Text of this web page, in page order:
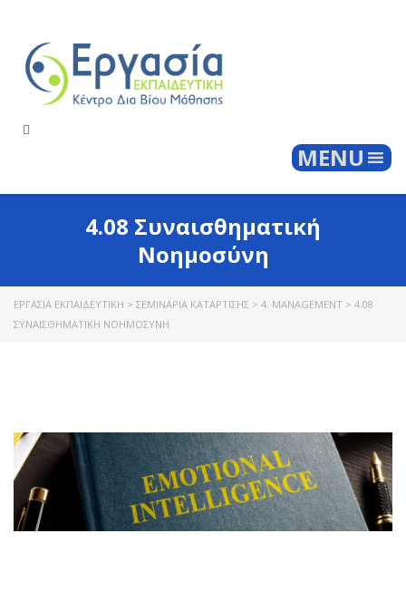
MENU
4.08 Συναισθηματική
Νοημοσύνη
ΕΡΓΑΣΊΑ ΕΚΠΑΙΔΕΥΤΙΚΉ > ΣΕΜΙΝΆΡΙΑ ΚΑΤΆΡΤΙΣΗΣ > 4. MANAGEMENT > 4.08
ΣΥΝΑΙΣΘΗΜΑΤΙΚΉ ΝΟΗΜΟΣΎΝΗ